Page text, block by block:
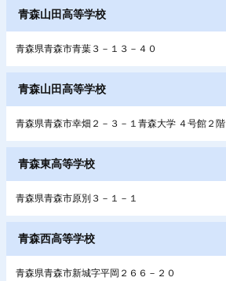
青森山田高等学校
青森県青森市青葉３－１３－４０
青森山田高等学校
青森県青森市幸畑２－３－１青森大学 ４号館２階
青森東高等学校
青森県青森市原別３－１－１
青森西高等学校
青森県青森市新城字平岡２６６－２０